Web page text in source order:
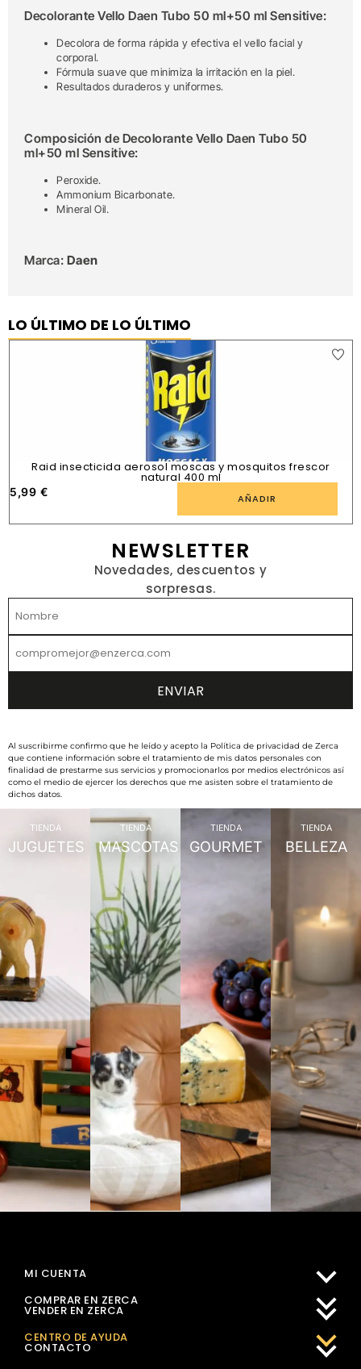
Decolorante Vello Daen Tubo 50 ml+50 ml Sensitive:
Decolora de forma rápida y efectiva el vello facial y
corporal.
Fórmula suave que minimiza la irritación en la piel.
Resultados duraderos y uniformes.
Composición de Decolorante Vello Daen Tubo 50
ml+50 ml Sensitive:
Peroxide.
Ammonium Bicarbonate.
Mineral Oil.
Marca: Daen
LO ÚLTIMO DE LO ÚLTIMO
Raid insecticida aerosol moscas y mosquitos frescor
natural 400 ml
5,99 € AÑADIR
NEWSLETTER
Novedades, descuentos y
sorpresas.
Al suscribirme confirmo que he leído y acepto la Política de privacidad de Zerca
que contiene información sobre el tratamiento de mis datos personales con
finalidad de prestarme sus servicios y promocionarlos por medios electrónicos así
como el medio de ejercer los derechos que me asisten sobre el tratamiento de
dichos datos.
TIENDA
JUGUETES
TIENDA
MASCOTAS
TIENDA
GOURMET
TIENDA
BELLEZA
MI CUENTA
COMPRAR EN ZERCA
VENDER EN ZERCA
CENTRO DE AYUDA
CONTACTO